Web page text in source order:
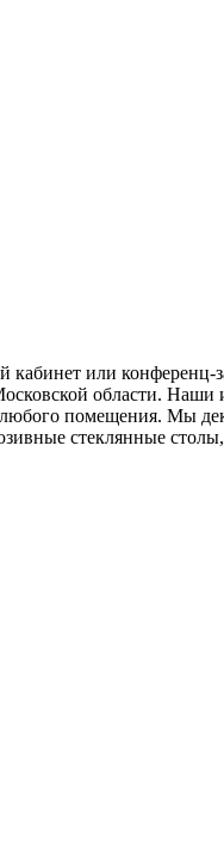
или
области.
любого помещения. Мы
стеклянные